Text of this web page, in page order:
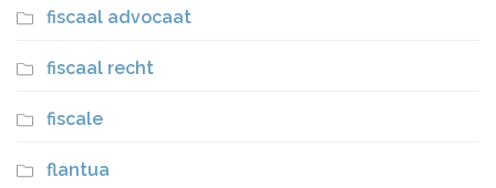
fiscaal advocaat
fiscaal recht
fiscale
flantua